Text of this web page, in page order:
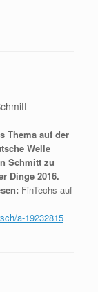
Thema auf der
Welle
Schmitt zu
Dinge 2016.
FinTechs auf
a-19232815